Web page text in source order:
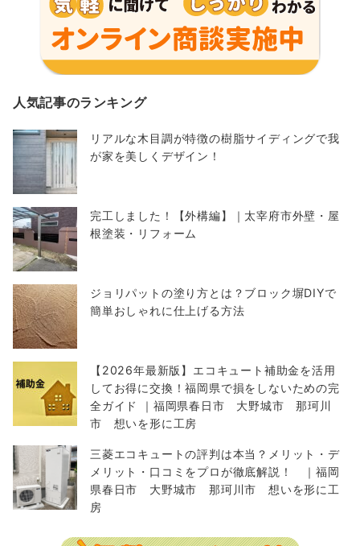
人気記事のランキング
リアルな木目調が特徴の樹脂サイディングで我
が家を美しくデザイン！
完工しました！【外構編】｜太宰府市外壁・屋
根塗装・リフォーム
ジョリパットの塗り方とは？ブロック塀DIYで
簡単おしゃれに仕上げる方法
【2026年最新版】エコキュート補助金を活用
してお得に交換！福岡県で損をしないための完
全ガイド ｜福岡県春日市 大野城市 那珂川
市 想いを形に工房
三菱エコキュートの評判は本当？メリット・デ
メリット・口コミをプロが徹底解説！ ｜福岡
県春日市 大野城市 那珂川市 想いを形に工
房